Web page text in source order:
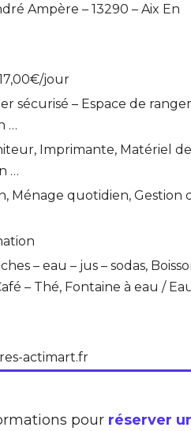
Ampère – 13290 – Aix En
jour
sécurisé – Espace de
…
Imprimante, Matériel de
…
Ménage quotidien, Gestion
– eau – jus – sodas,
– Thé, Fontaine à eau /
actimart.fr
pour réserver